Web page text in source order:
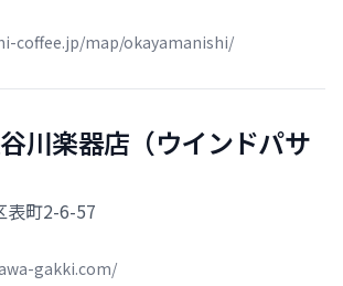
coffee.jp/map/okayamanishi/
川楽器店（ウインドパサ
表町2-6-57
gakki.com/